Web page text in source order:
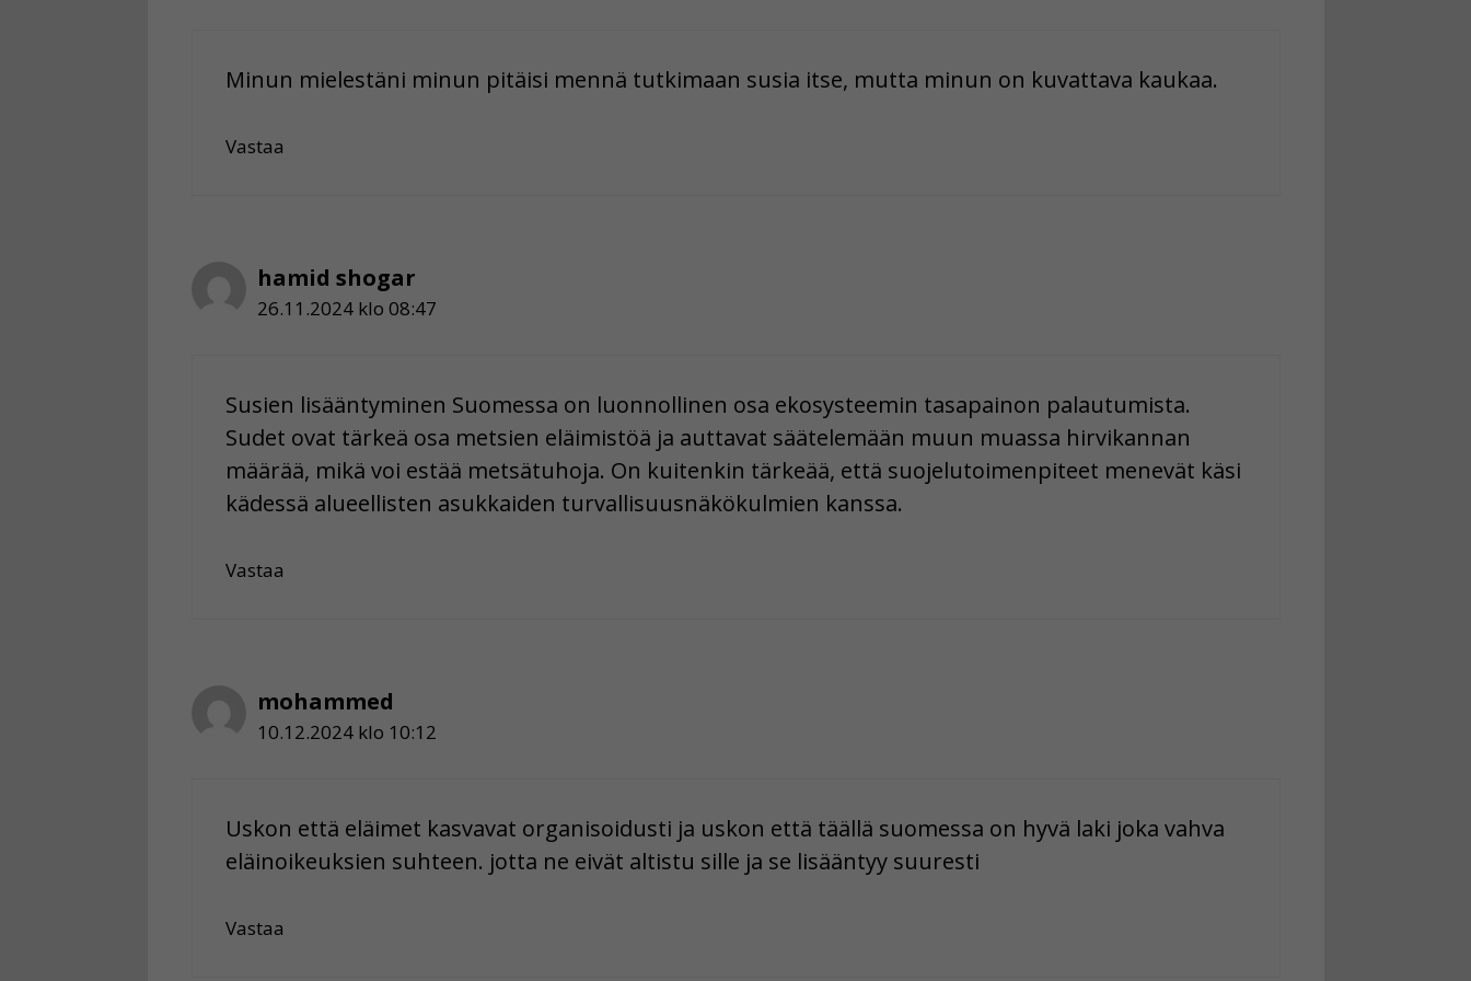
Minun mielestäni minun pitäisi mennä tutkimaan susia itse, mutta minun on kuvattava kaukaa.
Vastaa
hamid shogar
26.11.2024 klo 08:47
Susien lisääntyminen Suomessa on luonnollinen osa ekosysteemin tasapainon palautumista.
Sudet ovat tärkeä osa metsien eläimistöä ja auttavat säätelemään muun muassa hirvikannan
määrää, mikä voi estää metsätuhoja. On kuitenkin tärkeää, että suojelutoimenpiteet menevät käsi
kädessä alueellisten asukkaiden turvallisuusnäkökulmien kanssa.
Vastaa
mohammed
10.12.2024 klo 10:12
Uskon että eläimet kasvavat organisoidusti ja uskon että täällä suomessa on hyvä laki joka vahva
eläinoikeuksien suhteen. jotta ne eivät altistu sille ja se lisääntyy suuresti
Vastaa